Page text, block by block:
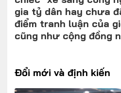
DÒNG XE
FOLLOW US
gia tỷ dân hay chưa
điểm tranh luận của
cũng như cộng đồng
Đổi mới và định kiến